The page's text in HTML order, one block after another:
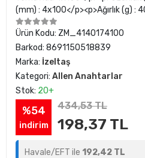
(mm) : 4x100</p><p>Ağırlık (g) :
Ürün Kodu: ZM_4140174100
Barkod: 8691150518839
Marka: İzeltaş
Kategori: Allen Anahtarlar
Stok: 20+
%54
indirim
434,53 TL
198,37 TL
Havale/EFT ile 192,42 TL